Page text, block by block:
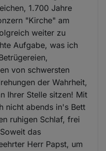
1.700 Jahre
"Kirche" am
weiter zu
Aufgabe, was ich
von schwersten
der Wahrheit,
Ihrer Stelle sitzen! Mit
nicht abends in's Bett
ruhigen Schlaf, frei
das
Herr Papst, um